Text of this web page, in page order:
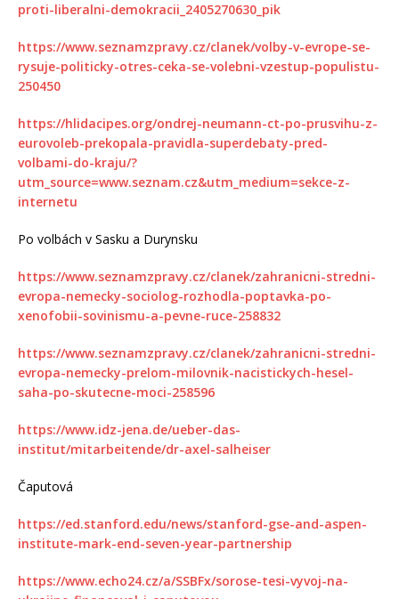
proti-liberalni-demokracii_2405270630_pik
https://www.seznamzpravy.cz/clanek/volby-v-evrope-se-
rysuje-politicky-otres-ceka-se-volebni-vzestup-populistu-
250450
https://hlidacipes.org/ondrej-neumann-ct-po-prusvihu-z-
eurovoleb-prekopala-pravidla-superdebaty-pred-
volbami-do-kraju/?
utm_source=www.seznam.cz&utm_medium=sekce-z-
internetu
Po volbách v Sasku a Durynsku
https://www.seznamzpravy.cz/clanek/zahranicni-stredni-
evropa-nemecky-sociolog-rozhodla-poptavka-po-
xenofobii-sovinismu-a-pevne-ruce-258832
https://www.seznamzpravy.cz/clanek/zahranicni-stredni-
evropa-nemecky-prelom-milovnik-nacistickych-hesel-
saha-po-skutecne-moci-258596
https://www.idz-jena.de/ueber-das-
institut/mitarbeitende/dr-axel-salheiser
Čaputová
https://ed.stanford.edu/news/stanford-gse-and-aspen-
institute-mark-end-seven-year-partnership
https://www.echo24.cz/a/SSBFx/sorose-tesi-vyvoj-na-